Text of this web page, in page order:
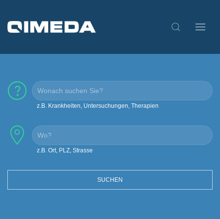
z.B. Krankheiten, Untersuchungen, Therapien
z.B. Ort, PLZ, Strasse
SUCHEN